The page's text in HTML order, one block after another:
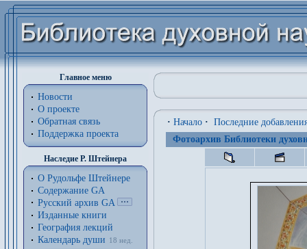
Главное меню
Новости
О проекте
Обратная связь
Поддержка проекта
Наследие Р. Штейнера
О Рудольфе Штейнере
Содержание GA
Русский архив GA
Изданные книги
География лекций
Календарь души
18 нед.
· Начало · Последние
Фотоархив Библиотеки